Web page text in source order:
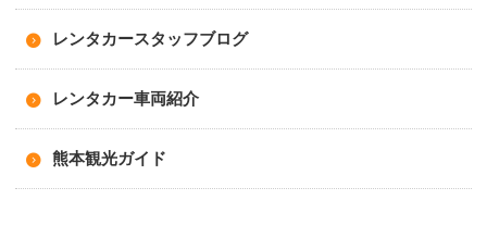
レンタカースタッフブログ
レンタカー車両紹介
熊本観光ガイド